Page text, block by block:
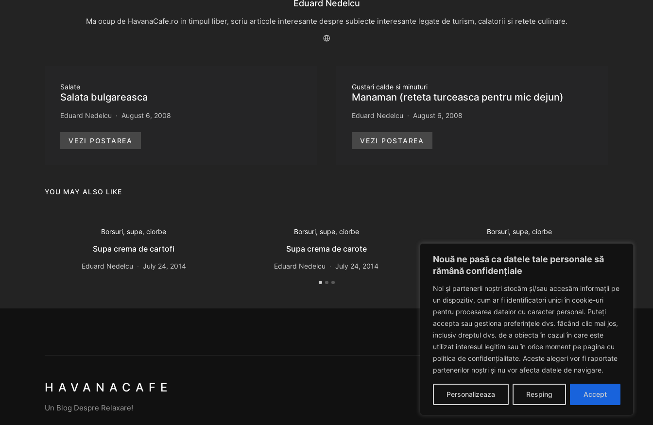
Nouă ne pasă ca datele tale personale să
rămână confidențiale
Noi și partenerii noștri stocăm și/sau accesăm informații pe
un dispozitiv, cum ar fi identificatori unici în cookie-uri
pentru procesarea datelor cu caracter personal. Puteți
accepta sau gestiona preferințele dvs. făcând clic mai jos,
inclusiv dreptul dvs. de a obiecta în cazul în care este
utilizat interesul legitim sau în orice moment pe pagina cu
politica de confidențialitate. Aceste alegeri vor fi raportate
partenerilor noștri și nu vor afecta datele de navigare.
Personalizeaza Resping Accept
Eduard Nedelcu
Ma ocup de HavanaCafe.ro in timpul liber, scriu articole interesante despre subiecte interesante legate de turism, calatorii si retete culinare.
Salate
Salata bulgareasca
Eduard Nedelcu August 6, 2008
VEZI POSTAREA
Gustari calde si minuturi
Manaman (reteta turceasca pentru mic dejun)
Eduard Nedelcu August 6, 2008
VEZI POSTAREA
YOU MAY ALSO LIKE
Borsuri, supe, ciorbe
Supa crema de cartofi
Eduard Nedelcu July 24, 2014
Borsuri, supe, ciorbe
Supa crema de carote
Eduard Nedelcu July 24, 2014
Borsuri, supe, ciorbe
Eduard Nedelcu July 23, 2014
HAVANACAFE
Un Blog Despre Relaxare!